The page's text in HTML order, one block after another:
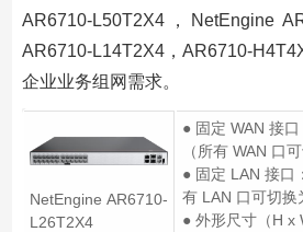
AR6710-L50T2X4，NetEngine
AR6710-L14T2X4，AR6710-
企业业务组网需求。
NetEngine AR6710-
L26T2X4
● 固定 WAN 接
（所有 WAN 口
● 固定 LAN 接口
有 LAN 口可切换
● 外形尺寸（H x